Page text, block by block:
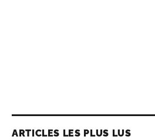
ARTICLES LES PLUS LUS